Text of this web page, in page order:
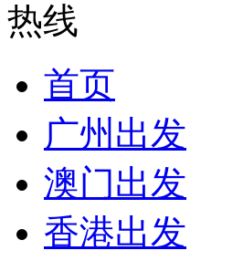
首页
广州出发
澳门出发
香港出发